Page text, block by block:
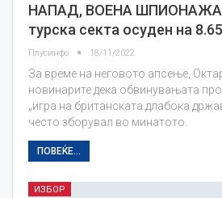
НАПАД, ВОЕНА ШПИОНАЖА
турска секта осуден на
Плусинфо 18/11/2022
За време на неговото апсење,
новинарите дека обвинувањата
„игра на британската длабока
често зборувал во минатото.
ПОВЕЌЕ...
ИЗБОР